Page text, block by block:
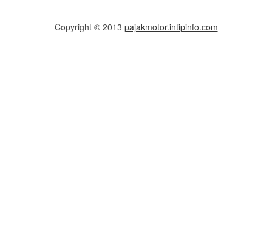
Copyright © 2013 pajakmotor.intipinfo.com